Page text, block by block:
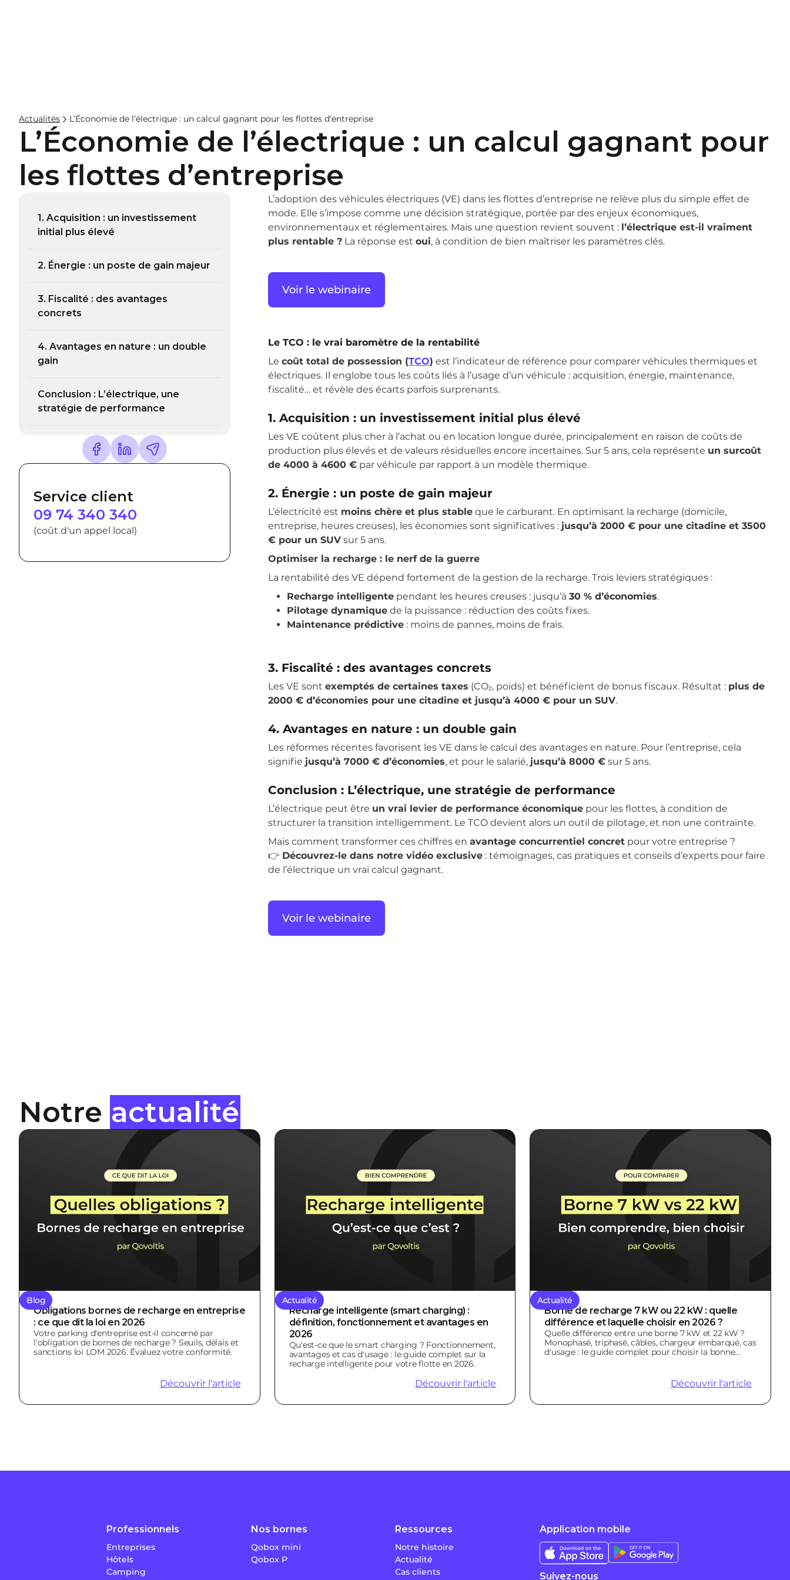
Actualités L’Économie de l’électrique : un calcul gagnant pour les flottes d’entreprise
L’Économie de l’électrique : un calcul gagnant pour
les flottes d’entreprise
1. Acquisition : un investissement
initial plus élevé
2. Énergie : un poste de gain majeur
3. Fiscalité : des avantages
concrets
4. Avantages en nature : un double
gain
Conclusion : L’électrique, une
stratégie de performance
Service client
09 74 340 340
(coût d'un appel local)
L’adoption des véhicules électriques (VE) dans les flottes d’entreprise ne relève plus du simple effet de
mode. Elle s’impose comme une décision stratégique, portée par des enjeux économiques,
environnementaux et réglementaires. Mais une question revient souvent : l’électrique est-il vraiment
plus rentable ? La réponse est oui, à condition de bien maîtriser les paramètres clés.
Voir le webinaire
Le TCO : le vrai baromètre de la rentabilité
Le coût total de possession (TCO) est l’indicateur de référence pour comparer véhicules thermiques et
électriques. Il englobe tous les coûts liés à l’usage d’un véhicule : acquisition, énergie, maintenance,
fiscalité… et révèle des écarts parfois surprenants.
1. Acquisition : un investissement initial plus élevé
Les VE coûtent plus cher à l’achat ou en location longue durée, principalement en raison de coûts de
production plus élevés et de valeurs résiduelles encore incertaines. Sur 5 ans, cela représente un surcoût
de 4000 à 4600 € par véhicule par rapport à un modèle thermique.
2. Énergie : un poste de gain majeur
L’électricité est moins chère et plus stable que le carburant. En optimisant la recharge (domicile,
entreprise, heures creuses), les économies sont significatives : jusqu’à 2000 € pour une citadine et 3500
€ pour un SUV sur 5 ans.
Optimiser la recharge : le nerf de la guerre
La rentabilité des VE dépend fortement de la gestion de la recharge. Trois leviers stratégiques :
Recharge intelligente pendant les heures creuses : jusqu’à 30 % d’économies.
Pilotage dynamique de la puissance : réduction des coûts fixes.
Maintenance prédictive : moins de pannes, moins de frais.
3. Fiscalité : des avantages concrets
Les VE sont exemptés de certaines taxes (CO₂, poids) et bénéficient de bonus fiscaux. Résultat : plus de
2000 € d’économies pour une citadine et jusqu’à 4000 € pour un SUV.
4. Avantages en nature : un double gain
Les réformes récentes favorisent les VE dans le calcul des avantages en nature. Pour l’entreprise, cela
signifie jusqu’à 7000 € d’économies, et pour le salarié, jusqu’à 8000 € sur 5 ans.
Conclusion : L’électrique, une stratégie de performance
L’électrique peut être un vrai levier de performance économique pour les flottes, à condition de
structurer la transition intelligemment. Le TCO devient alors un outil de pilotage, et non une contrainte.
Mais comment transformer ces chiffres en avantage concurrentiel concret pour votre entreprise ?
👉 Découvrez-le dans notre vidéo exclusive : témoignages, cas pratiques et conseils d’experts pour faire
de l’électrique un vrai calcul gagnant.
Voir le webinaire
Notre actualité
Blog
Obligations bornes de recharge en entreprise
: ce que dit la loi en 2026
Votre parking d'entreprise est-il concerné par
l'obligation de bornes de recharge ? Seuils, délais et
sanctions loi LOM 2026. Évaluez votre conformité.
Découvrir l'article
Actualité
Recharge intelligente (smart charging) :
définition, fonctionnement et avantages en
2026
Qu'est-ce que le smart charging ? Fonctionnement,
avantages et cas d'usage : le guide complet sur la
recharge intelligente pour votre flotte en 2026.
Découvrir l'article
Actualité
Borne de recharge 7 kW ou 22 kW : quelle
différence et laquelle choisir en 2026 ?
Quelle différence entre une borne 7 kW et 22 kW ?
Monophasé, triphasé, câbles, chargeur embarqué, cas
d'usage : le guide complet pour choisir la bonne
Découvrir l'article
Professionnels
Entreprises
Hôtels
Camping
Nos bornes
Qobox mini
Qobox P
Ressources
Notre histoire
Actualité
Cas clients
Application mobile
Suivez-nous